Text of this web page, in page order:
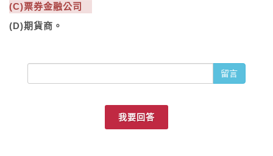
(C)票券金融公司
(D)期貨商。
留言
我要回答